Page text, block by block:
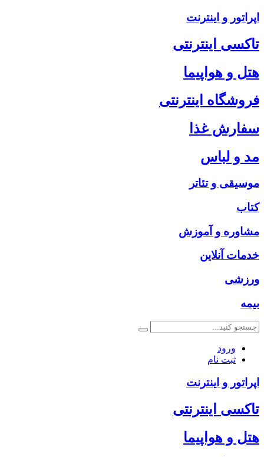
اپراتور و اینترنت
تاکسی اینترنتی
هتل و هواپیما
فروشگاه اینترنتی
سفارش غذا
مد و لباس
موسیقی و تئاتر
کتاب
مشاوره و آموزش
خدمات آنلاین
ورزشی
بیمه
ورود
ثبت نام
اپراتور و اینترنت
تاکسی اینترنتی
هتل و هواپیما